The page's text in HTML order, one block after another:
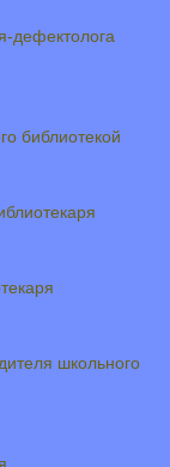
дефектолога
библиотекой
школьного